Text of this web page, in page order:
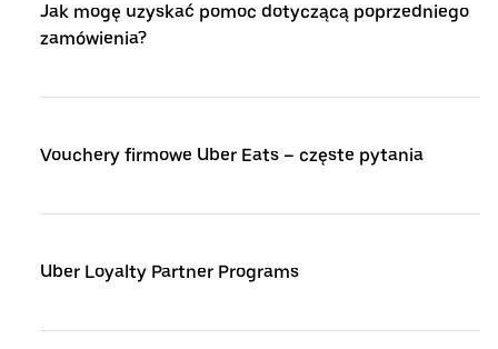
Jak mogę uzyskać pomoc dotyczącą poprzedniego
zamówienia?
Vouchery firmowe Uber Eats – częste pytania
Uber Loyalty Partner Programs